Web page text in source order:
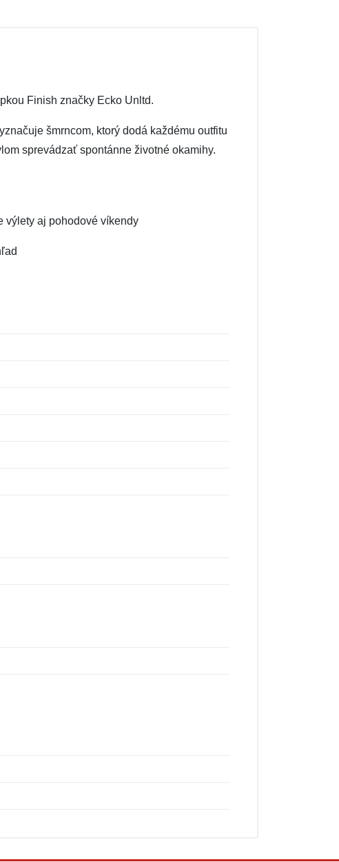
Finish značky Ecko Unltd.
šmrncom, ktorý dodá každému outfitu
sprevádzať spontánne životné okamihy.
výlety aj pohodové víkendy